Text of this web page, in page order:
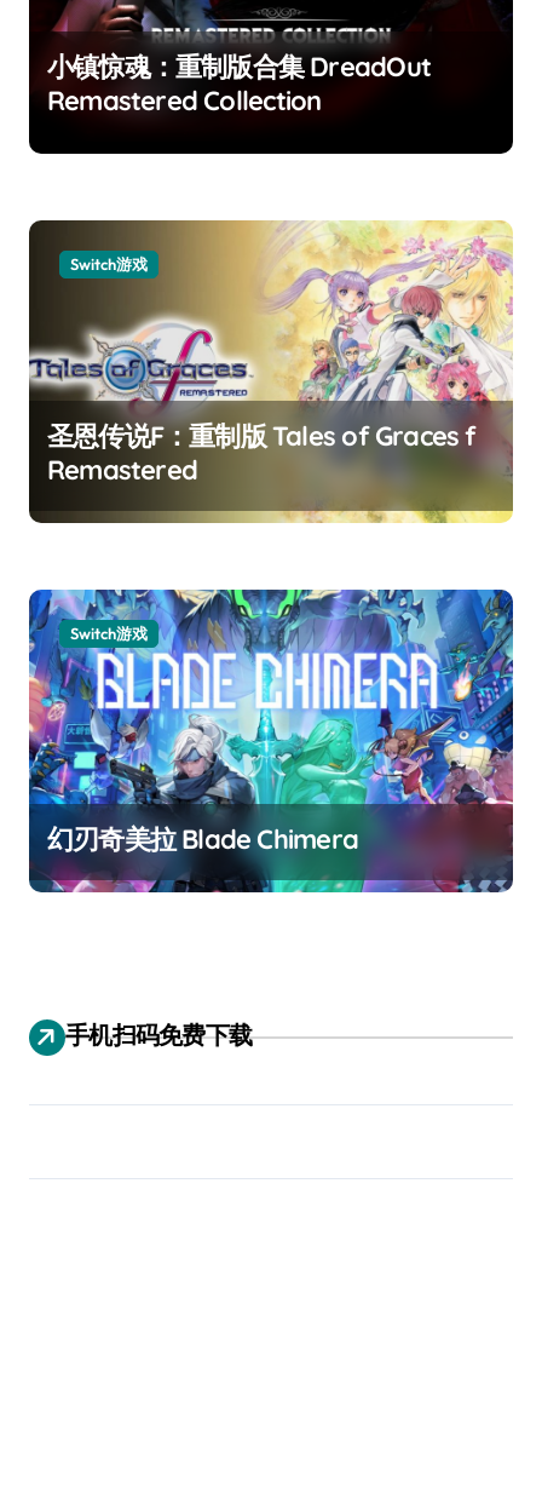
小镇惊魂：重制版合集 DreadOut
Remastered Collection
Switch游戏
圣恩传说F：重制版 Tales of Graces f
Remastered
Switch游戏
幻刃奇美拉 Blade Chimera
手机扫码免费下载